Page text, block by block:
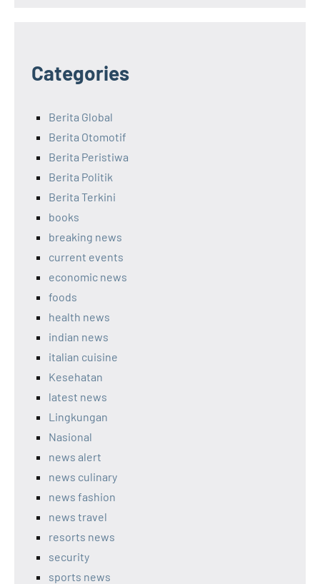
Categories
Berita Global
Berita Otomotif
Berita Peristiwa
Berita Politik
Berita Terkini
books
breaking news
current events
economic news
foods
health news
indian news
italian cuisine
Kesehatan
latest news
Lingkungan
Nasional
news alert
news culinary
news fashion
news travel
resorts news
security
sports news